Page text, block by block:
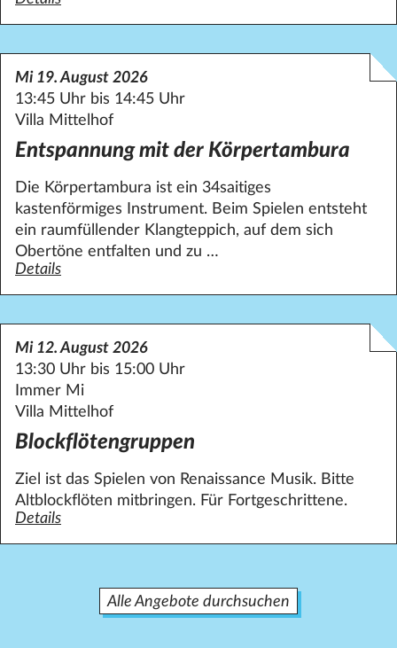
Mi 19. August 2026
13:45 Uhr bis 14:45 Uhr
Villa Mittelhof
Entspannung mit der Körpertambura
Die Körpertambura ist ein 34saitiges
kastenförmiges Instrument. Beim Spielen entsteht
ein raumfüllender Klangteppich, auf dem sich
Obertöne entfalten und zu …
Details
zum Angebot Entspannung mit der Körpertambura
Mi 12. August 2026
13:30 Uhr bis 15:00 Uhr
Immer Mi
Villa Mittelhof
Blockflötengruppen
Ziel ist das Spielen von Renaissance­ Musik. Bitte
Altblockflöten mitbringen. Für Fortgeschrittene.
Details
zum Angebot Blockflötengruppen
Alle Angebote durchsuchen